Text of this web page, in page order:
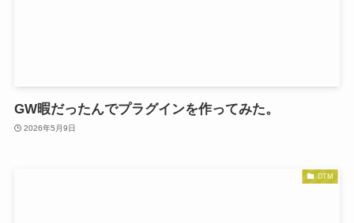
GW暇だったんでプラグインを作ってみた。
2026年5月9日
DTM